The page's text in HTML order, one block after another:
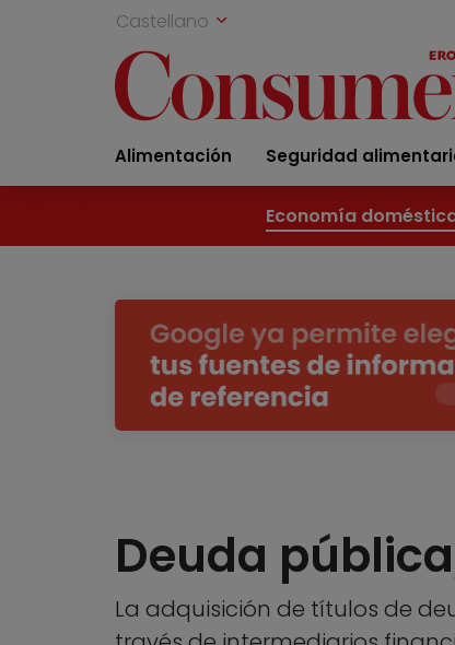
Castellano
Alimentación Seguridad
Economía
Deuda
La adquisición de títulos de